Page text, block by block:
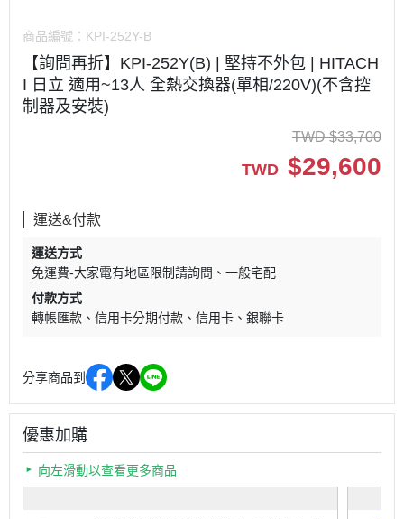
商品編號： KPI-252Y-B
【詢問再折】KPI-252Y(B) | 堅持不外包 | HITACH
I 日立 適用~13人 全熱交換器(單相/220V)(不含控
制器及安裝)
TWD $33,700
TWD $29,600
運送&付款
運送方式
免運費-大家電有地區限制請詢問
一般宅配
付款方式
轉帳匯款
信用卡分期付款 信用卡 銀聯卡
分享商品到
優惠加購
向左滑動以查看更多商品